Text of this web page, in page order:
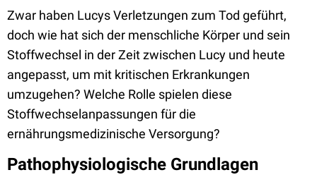
Zwar haben Lucys Verletzungen zum Tod geführt,
doch wie hat sich der menschliche Körper und sein
Stoffwechsel in der Zeit zwischen Lucy und heute
angepasst, um mit kritischen Erkrankungen
umzugehen? Welche Rolle spielen diese
Stoffwechselanpassungen für die
ernährungsmedizinische Versorgung?
Pathophysiologische Grundlagen